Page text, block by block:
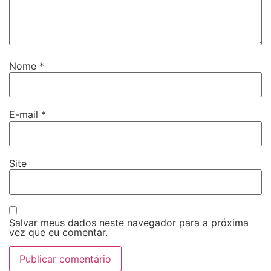
Nome *
E-mail *
Site
Salvar meus dados neste navegador para a próxima
vez que eu comentar.